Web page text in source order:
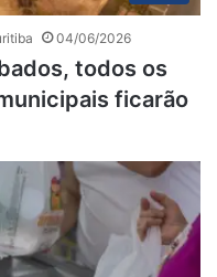
04/06/2026
todos os
ficarão